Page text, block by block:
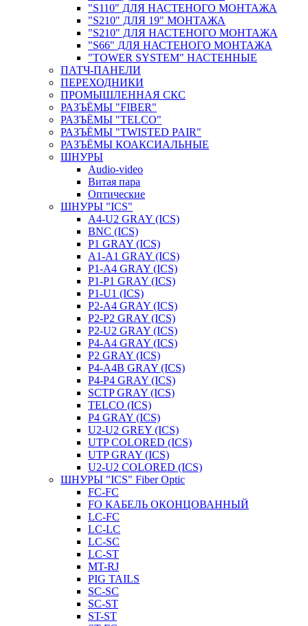
"S110" ДЛЯ НАСТЕНОГО МОНТАЖА
"S210" ДЛЯ 19" МОНТАЖА
"S210" ДЛЯ НАСТЕНОГО МОНТАЖА
"S66" ДЛЯ НАСТЕНОГО МОНТАЖА
"TOWER SYSTEM" НАСТЕННЫЕ
ПАТЧ-ПАНЕЛИ
ПЕРЕХОДНИКИ
ПРОМЫШЛЕННАЯ СКС
РАЗЪЁМЫ "FIBER"
РАЗЪЁМЫ "TELCO"
РАЗЪЁМЫ "TWISTED PAIR"
РАЗЪЁМЫ КОАКСИАЛЬНЫЕ
ШНУРЫ
Audio-video
Витая пара
Оптические
ШНУРЫ "ICS"
A4-U2 GRAY (ICS)
BNC (ICS)
P1 GRAY (ICS)
A1-A1 GRAY (ICS)
P1-A4 GRAY (ICS)
P1-P1 GRAY (ICS)
P1-U1 (ICS)
P2-A4 GRAY (ICS)
P2-P2 GRAY (ICS)
P2-U2 GRAY (ICS)
P4-A4 GRAY (ICS)
P2 GRAY (ICS)
P4-A4B GRAY (ICS)
P4-P4 GRAY (ICS)
SCTP GRAY (ICS)
TELCO (ICS)
P4 GRAY (ICS)
U2-U2 GREY (ICS)
UTP COLORED (ICS)
UTP GRAY (ICS)
U2-U2 COLORED (ICS)
ШНУРЫ "ICS" Fiber Optic
FC-FC
FO КАБЕЛЬ ОКОНЦОВАННЫЙ
LC-FC
LC-LC
LC-SC
LС-ST
MT-RJ
PIG TAILS
SC-SC
SC-ST
ST-ST